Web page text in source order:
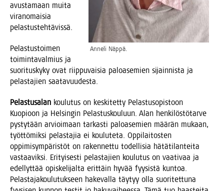
Anne­li Näppä.
avus­ta­maan mui­ta
viran­omai­sia
pelastustehtävissä.
Pelas­tus­toi­men
toi­min­ta­val­mius ja
suo­ri­tus­ky­ky ovat riip­pu­vai­sia paloa­se­mien sijain­nis­ta ja
pelas­ta­jien saatavuudesta.
Pelas­tusa­lan kou­lu­tus on kes­ki­tet­ty Pelas­tus­opis­toon
Kuo­pioon ja Hel­sin­gin Pelas­tus­kou­luun. Alan hen­ki­lös­tö­tar­ve
pys­ty­tään arvioi­maan tar­kas­ti paloa­se­mien mää­rän mukaan,
työt­tö­mik­si pelas­ta­jia ei kou­lu­te­ta. Oppi­lai­tos­ten
oppi­mi­sym­pä­ris­töt on raken­net­tu todel­li­sia hätä­ti­lan­tei­ta
vas­taa­vik­si. Eri­tyi­ses­ti pelas­ta­jien kou­lu­tus on vaa­ti­vaa ja
edel­lyt­tää opis­ke­li­jal­ta erit­täin hyvää fyy­sis­tä kun­toa.
Pelas­ta­ja­kou­lu­tuk­seen hake­val­la täy­tyy olla suo­ri­tet­tu­na